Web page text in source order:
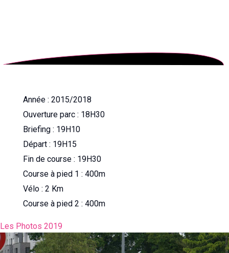
Année : 2015/2018
Ouverture parc : 18H30
Briefing : 19H10
Départ : 19H15
Fin de course : 19H30
Course à pied 1 : 400m
Vélo : 2 Km
Course à pied 2 : 400m
Les Photos 2019